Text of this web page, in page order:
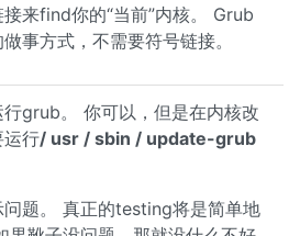
来find你的“当前”内核。 Grub
事方式，不需要符号链接。
grub。 你可以，但是在内核改
运行/ usr / sbin / update-grub
题。 真正的testing将是简单地